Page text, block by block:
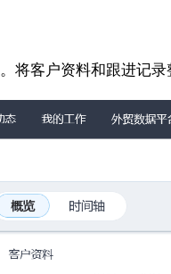
。将客户资料和跟进记